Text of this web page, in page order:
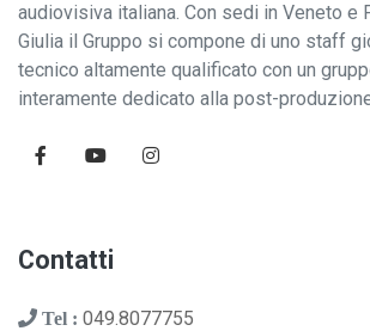
audiovisiva italiana. Con sedi in Veneto e
Giulia il Gruppo si compone di uno staff
tecnico altamente qualificato con un
interamente dedicato alla post-
Contatti
Tel : 049.8077755